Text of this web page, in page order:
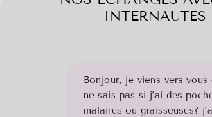
INTERNAUTES
Bonjour, je viens vers vous
ne sais pas si j’ai des
malaires ou graisseuses?